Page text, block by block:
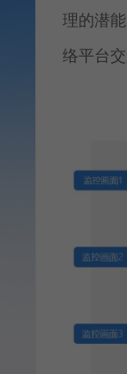
理的潜
络平台